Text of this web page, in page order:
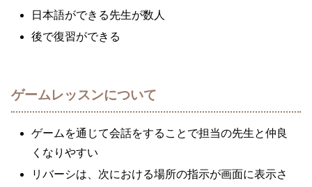
日本語ができる先生が数人
後で復習ができる
ゲームレッスンについて
ゲームを通じて会話をすることで担当の先生と仲良
くなりやすい
リバーシは、次における場所の指示が画面に表示さ